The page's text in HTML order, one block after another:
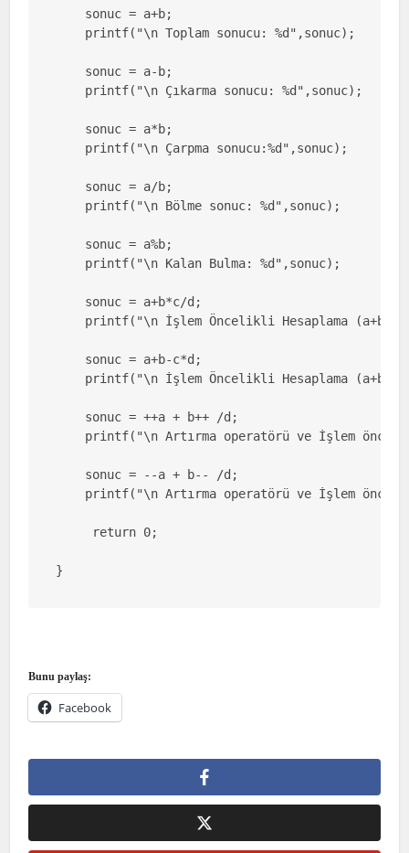
    sonuc = a+b;
    printf("\n Toplam sonucu: %d",sonuc);
    sonuc = a-b;
    printf("\n Çıkarma sonucu: %d",sonuc);
    sonuc = a*b;
    printf("\n Çarpma sonucu:%d",sonuc);
    sonuc = a/b;
    printf("\n Bölme sonuc: %d",sonuc);
    sonuc = a%b;
    printf("\n Kalan Bulma: %d",sonuc);
    sonuc = a+b*c/d;
printf("\n İşlem Öncelikli Hesaplama
    sonuc = a+b-c*d;
printf("\n İşlem Öncelikli Hesaplama (a+b-
    sonuc = ++a + b++ /d;
printf("\n Artırma operatörü ve İşlem
    sonuc = --a + b-- /d;
printf("\n Artırma operatörü ve İşlem
     return 0;
Bunu paylaş:
Facebook